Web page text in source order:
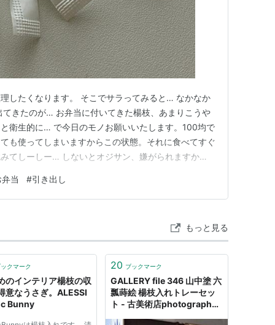
したくなります。 そこでサラってみると… なかなか
きたのが… お弁当に付いてきた楊枝、あまりこうや
衛生的に… で今日のモノお願いいたします。100均で
も使ってしまいますからこの状態。それに食べてすぐ
てしーしー… しないとオジサン、嫌がられますか
した、何でもオペレーションするのにとにかく整って
きたから。今日も…
当 #引き出し
もっと見る
クマーク
のインテリア楊枝の収
意なうさぎ。ALESSI
Bunny
20 ブックマーク
GALLERY file 346 山中塗 六
瓢蒔絵 楊枝入れトレーセッ
ト - 古美術店photographer